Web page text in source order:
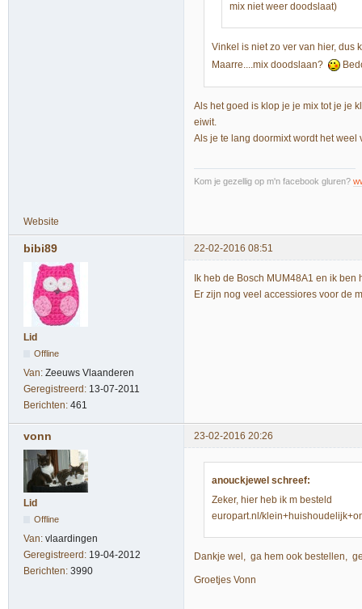
mix niet weer doodslaat)
Vinkel is niet zo ver van hier,
Maarre....mix doodslaan?
Als het goed is klop je je mix tot je je
eiwit.
Als je te lang doormixt wordt het
Kom je gezellig op m'n facebook gluren?
Website
bibi89 22-02-2016 08:51
Lid
Offline
Van: Zeeuws Vlaanderen
Geregistreerd: 13-07-2011
Berichten: 461
Ik heb de Bosch MUM48A1 en ik ben
Er zijn nog veel accessiores voor de
vonn 23-02-2016 20:26
Lid
Offline
Van: vlaardingen
Geregistreerd: 19-04-2012
Berichten: 3990
anouckjewel schreef:
Zeker, hier heb ik m besteld
europart.nl/
Dankje wel, ga hem ook bestellen,
Groetjes Vonn